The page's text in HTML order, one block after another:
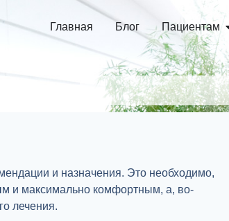
Главная Блог Пациентам
и назначения. Это необходимо,
и максимально комфортным, а, во-
лечения.